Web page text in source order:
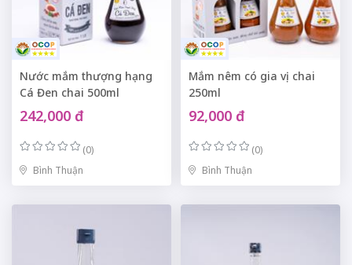
Nước mắm thượng hạng
Cá Đen chai 500ml
242,000 đ
(0)
Bình Thuận
Mắm nêm có gia vị chai
250ml
92,000 đ
(0)
Bình Thuận